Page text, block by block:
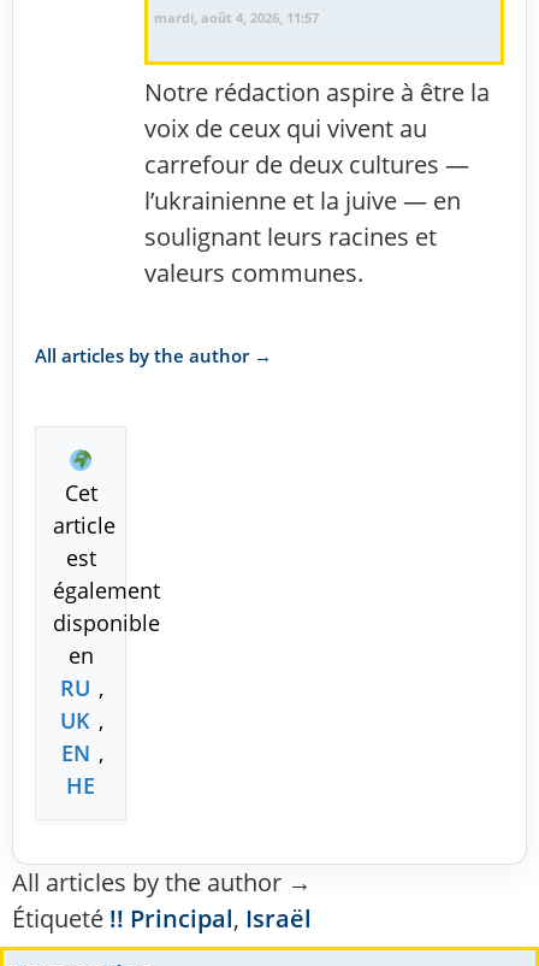
mardi, août 4, 2026, 11:57
Notre rédaction aspire à être la
voix de ceux qui vivent au
carrefour de deux cultures —
l’ukrainienne et la juive — en
soulignant leurs racines et
valeurs communes.
All articles by the author →
Cet
article
est
également
disponible
en
RU ,
UK ,
EN ,
HE
All articles by the author →
Étiqueté !! Principal, Israël